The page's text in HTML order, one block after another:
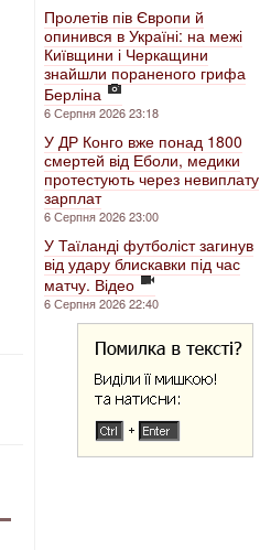
Пролетів пів Європи й
опинився в Україні: на межі
Київщини і Черкащини
знайшли пораненого грифа
Берліна
6 Серпня 2026 23:18
У ДР Конго вже понад 1800
смертей від Еболи, медики
протестують через невиплату
зарплат
6 Серпня 2026 23:00
У Таїланді футболіст загинув
від удару блискавки під час
матчу. Відео
6 Серпня 2026 22:40